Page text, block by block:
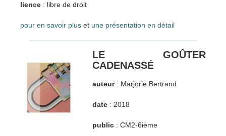
lience : libre de droit
pour en savoir plus et une présentation en détail
LE GOÛTER
CADENASSÉ
auteur: Marjorie Bertrand
date : 2018
public : CM2-6ième